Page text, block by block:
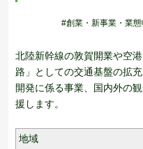
#創業・新事業・業
北陸新幹線の敦賀開業や空
路」としての交通基盤の拡
開発に係る事業、国内外の
援します。
地域